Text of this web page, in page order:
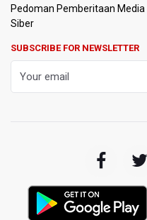
Pendakian Gunung Gede
Indonesia
Tunggu 8 Jam karena
Pedoman Pemberitaan Media
Siber
SUBSCRIBE FOR NEWSLETTER